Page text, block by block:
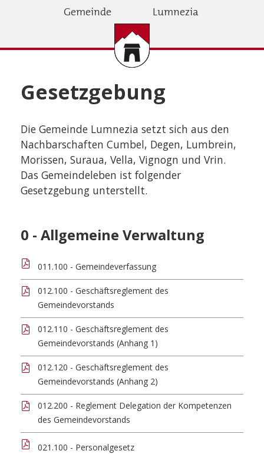
Gemeinde Lumnezia
Gesetzgebung
Die Gemeinde Lumnezia setzt sich aus den
Nachbarschaften Cumbel, Degen, Lumbrein,
Morissen, Suraua, Vella, Vignogn und Vrin.
Das Gemeindeleben ist folgender
Gesetzgebung unterstellt.
0 - Allgemeine Verwaltung
011.100 - Gemeindeverfassung
012.100 - Geschäftsreglement des
Gemeindevorstands
012.110 - Geschäftsreglement des
Gemeindevorstands (Anhang 1)
012.120 - Geschäftsreglement des
Gemeindevorstands (Anhang 2)
012.200 - Reglement Delegation der Kompetenzen
des Gemeindevorstands
021.100 - Personalgesetz